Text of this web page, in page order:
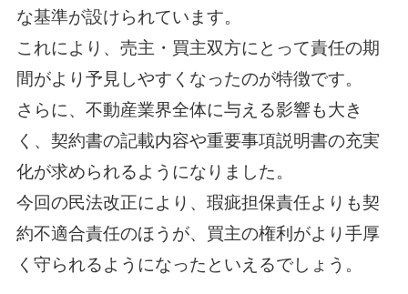
な基準が設けられています。
これにより、売主・買主双方にとって責任の期
間がより予見しやすくなったのが特徴です。
さらに、不動産業界全体に与える影響も大き
く、契約書の記載内容や重要事項説明書の充実
化が求められるようになりました。
今回の民法改正により、瑕疵担保責任よりも契
約不適合責任のほうが、買主の権利がより手厚
く守られるようになったといえるでしょう。